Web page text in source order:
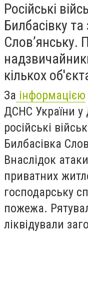
Російські
Билбасівку
Слов’янську.
кількох
За інформацією
ДСНС України у
російські
Билбасівка
Внаслідок
приватних
господарську
пожежа.
ліквідували